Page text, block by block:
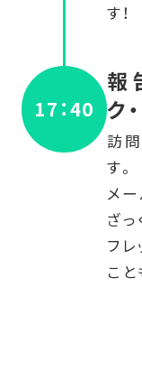
す！
17：40
報
ク
訪
す。
メ
ざっ
フ
こ